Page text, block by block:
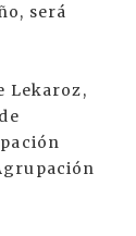
será
Lekaroz,